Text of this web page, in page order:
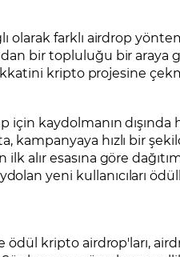
olarak farklı airdrop
bir topluluğu bir
kripto projesine
için kaydolmanın
kampanyaya hızlı bir
alır esasına göre
yeni kullanıcıları
ödül kripto airdrop'ları,